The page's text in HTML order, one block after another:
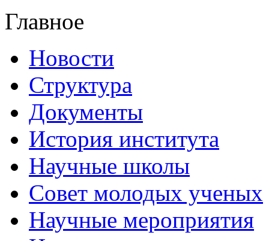
Главное
Новости
Структура
Документы
История института
Научные школы
Совет молодых ученых
Научные мероприятия